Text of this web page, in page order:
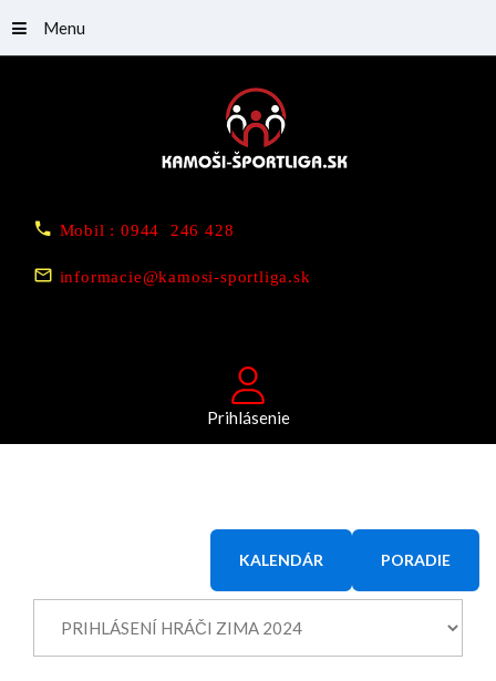
Mobil : 0944 246 428
informacie@kamosi-sportliga.sk
Prihlásenie
Menu
KALENDÁR PORADIE